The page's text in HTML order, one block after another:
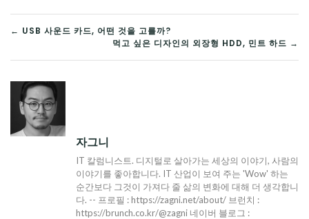
글
탐
색
← USB 사운드 카드, 어떤 것을 고를까?
먹고 싶은 디자인의 외장형 HDD, 민트 하드 →
자그니
IT 칼럼니스트. 디지털로 살아가는 세상의 이야기, 사람의
이야기를 좋아합니다. IT 산업이 보여 주는 'Wow' 하는
순간보다 그것이 가져다 줄 삶의 변화에 대해 더 생각합니
다. -- 프로필 : https://zagni.net/about/ 브런치 :
https://brunch.co.kr/@zagni 네이버 블로그 :